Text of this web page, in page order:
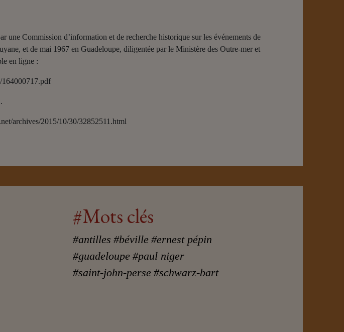
une Commission d’information et de recherche historique sur les événements de
et de mai 1967 en Guadeloupe, diligentée par le Ministère des Outre-mer et
en ligne :
164000717.pdf
archives/2015/10/30/32852511.html
#Mots clés
#antilles #béville #ernest pépin
#guadeloupe #paul niger
#saint-john-perse #schwarz-bart